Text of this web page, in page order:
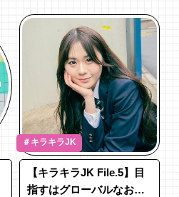
＃キラキラJK
【キラキラJK File.5】目
指すはグローバルなお医